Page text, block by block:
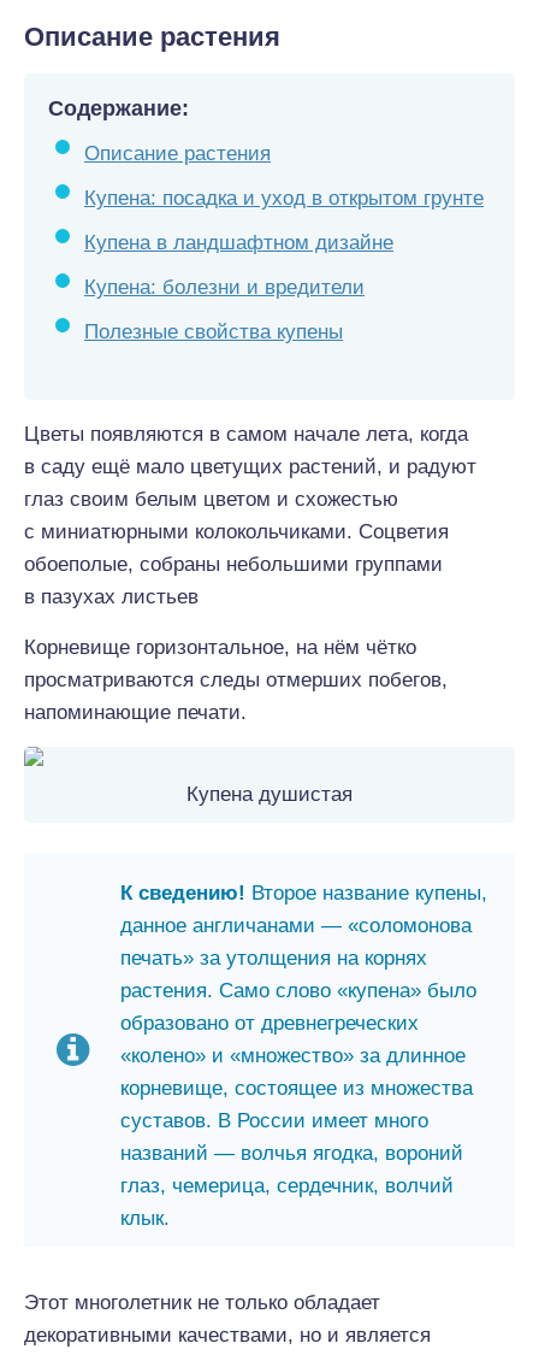
Описание растения
Содержание:
Описание растения
Купена: посадка и уход в открытом грунте
Купена в ландшафтном дизайне
Купена: болезни и вредители
Полезные свойства купены
Цветы появляются в самом начале лета, когда
в саду ещё мало цветущих растений, и радуют
глаз своим белым цветом и схожестью
с миниатюрными колокольчиками. Соцветия
обоеполые, собраны небольшими группами
в пазухах листьев
Корневище горизонтальное, на нём чётко
просматриваются следы отмерших побегов,
напоминающие печати.
Купена душистая
К сведению! Второе название купены,
данное англичанами — «соломонова
печать» за утолщения на корнях
растения. Само слово «купена» было
образовано от древнегреческих
«колено» и «множество» за длинное
корневище, состоящее из множества
суставов. В России имеет много
названий — волчья ягодка, вороний
глаз, чемерица, сердечник, волчий
клык.
Этот многолетник не только обладает
декоративными качествами, но и является